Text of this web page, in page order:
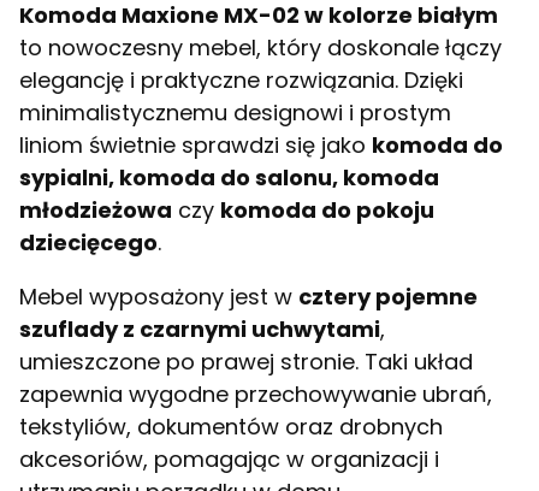
Komoda Maxione MX-02 w kolorze białym
to nowoczesny mebel, który doskonale łączy
elegancję i praktyczne rozwiązania. Dzięki
minimalistycznemu designowi i prostym
liniom świetnie sprawdzi się jako komoda do
sypialni, komoda do salonu, komoda
młodzieżowa czy komoda do pokoju
dziecięcego.
Mebel wyposażony jest w cztery pojemne
szuflady z czarnymi uchwytami,
umieszczone po prawej stronie. Taki układ
zapewnia wygodne przechowywanie ubrań,
tekstyliów, dokumentów oraz drobnych
akcesoriów, pomagając w organizacji i